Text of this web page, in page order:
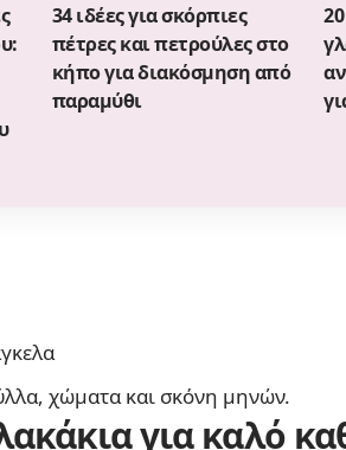
34 ιδέες για σκόρπιες
πέτρες και πετρούλες στο
κήπο για διακόσμηση από
παραμύθι
χώματα και σκόνη μηνών.
για καλό